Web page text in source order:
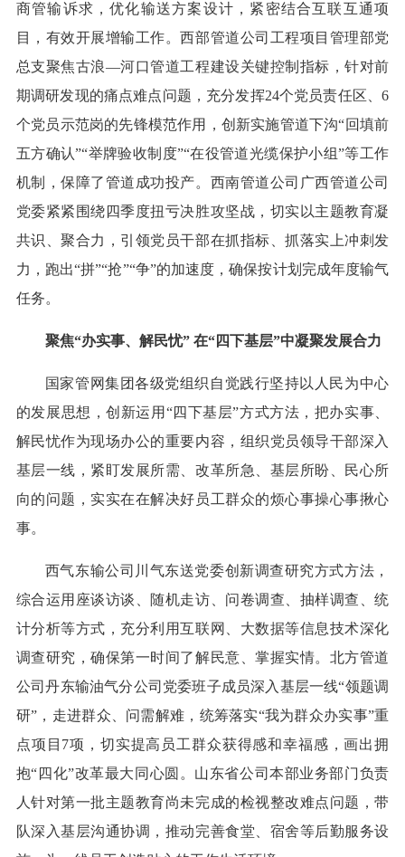
商管输诉求，优化输送方案设计，紧密结合互联互通项
目，有效开展增输工作。西部管道公司工程项目管理部党
总支聚焦古浪—河口管道工程建设关键控制指标，针对前
期调研发现的痛点难点问题，充分发挥24个党员责任区、6
个党员示范岗的先锋模范作用，创新实施管道下沟“回填前
五方确认”“举牌验收制度”“在役管道光缆保护小组”等工作
机制，保障了管道成功投产。西南管道公司广西管道公司
党委紧紧围绕四季度扭亏决胜攻坚战，切实以主题教育凝
共识、聚合力，引领党员干部在抓指标、抓落实上冲刺发
力，跑出“拼”“抢”“争”的加速度，确保按计划完成年度输气
任务。
聚焦“办实事、解民忧” 在“四下基层”中凝聚发展合力
国家管网集团各级党组织自觉践行坚持以人民为中心
的发展思想，创新运用“四下基层”方式方法，把办实事、
解民忧作为现场办公的重要内容，组织党员领导干部深入
基层一线，紧盯发展所需、改革所急、基层所盼、民心所
向的问题，实实在在解决好员工群众的烦心事操心事揪心
事。
西气东输公司川气东送党委创新调查研究方式方法，
综合运用座谈访谈、随机走访、问卷调查、抽样调查、统
计分析等方式，充分利用互联网、大数据等信息技术深化
调查研究，确保第一时间了解民意、掌握实情。北方管道
公司丹东输油气分公司党委班子成员深入基层一线“领题调
研”，走进群众、问需解难，统筹落实“我为群众办实事”重
点项目7项，切实提高员工群众获得感和幸福感，画出拥
抱“四化”改革最大同心圆。山东省公司本部业务部门负责
人针对第一批主题教育尚未完成的检视整改难点问题，带
队深入基层沟通协调，推动完善食堂、宿舍等后勤服务设